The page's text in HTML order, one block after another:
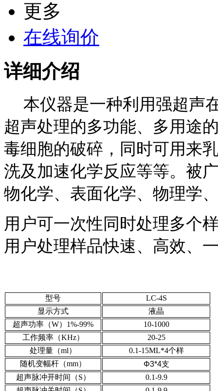
更多
在线询价
详细介绍
本仪器是一种利用强超声
超声处理的多功能、多用途
毒细胞的破碎，同时可用来
洗及加速化学反应等等。被
物化学、表面化学、物理学
用户可一次性同时处理多个
用户处理样品快速、高效、
型号
LC-4S
显示方式
液晶
超声功率（W）1%-99%
10-1000
工作频率（KHz）
20-25
处理量（ml）
0.1-15ML*4个样
随机变幅杆（mm）
Φ3*4支
超声脉冲开时间（S）
0.1-9.9